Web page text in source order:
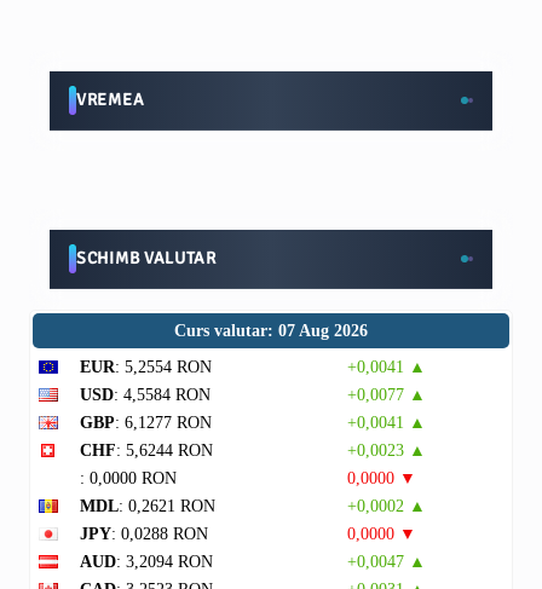
VREMEA
SCHIMB VALUTAR
Curs valutar: 07 Aug 2026
EUR: 5,2554 RON
+0,0041 ▲
USD: 4,5584 RON
+0,0077 ▲
GBP: 6,1277 RON
+0,0041 ▲
CHF: 5,6244 RON
+0,0023 ▲
: 0,0000 RON
0,0000 ▼
MDL: 0,2621 RON
+0,0002 ▲
JPY: 0,0288 RON
0,0000 ▼
AUD: 3,2094 RON
+0,0047 ▲